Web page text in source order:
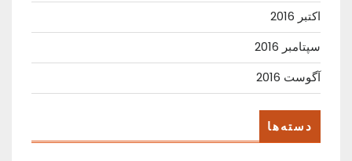
اکتبر 2016
سپتامبر 2016
آگوست 2016
دسته‌ها